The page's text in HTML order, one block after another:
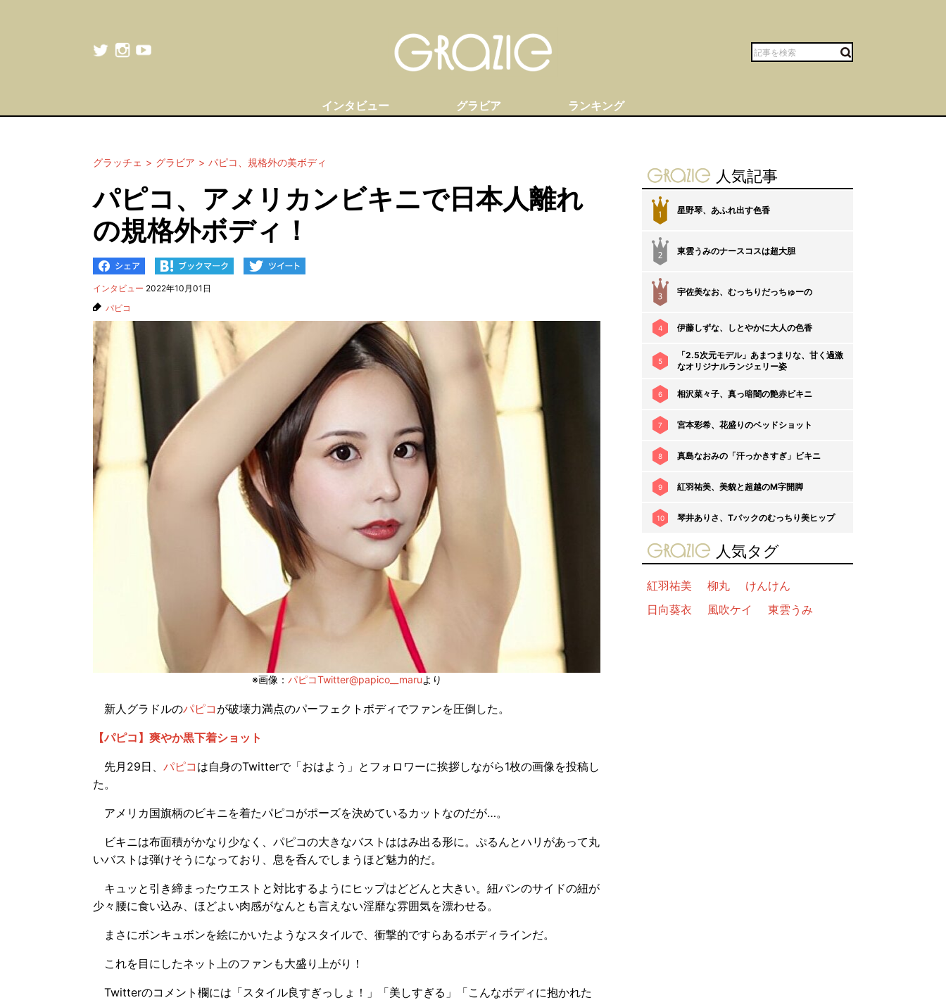
インタビュー グラビア ランキング
グラッチェ グラビア パピコ、規格外の美ボディ
パピコ、アメリカンビキニで日本人離れ
の規格外ボディ！
インタビュー 2022年10月01日
パピコ
※画像： パピコTwitter@papico__maruより
新人グラドルのパピコ が破壊力満点のパーフェクトボディでファンを圧倒した。
【パピコ】爽やか黒下着ショット
先月29日、 パピコ は自身のTwitterで「おはよう」とフォロワーに挨拶しながら1枚の画像を投稿し
た。
アメリカ国旗柄のビキニを着たパピコがポーズを決めているカットなのだが…。
ビキニは布面積がかなり少なく、パピコの大きなバストははみ出る形に。ぷるんとハリがあって丸
いバストは弾けそうになっており、息を呑んでしまうほど魅力的だ。
キュッと引き締まったウエストと対比するようにヒップはどどんと大きい。紐パンのサイドの紐が
少々腰に食い込み、ほどよい肉感がなんとも言えない淫靡な雰囲気を漂わせる。
まさにボンキュボンを絵にかいたようなスタイルで、衝撃的ですらあるボディラインだ。
これを目にしたネット上のファンも大盛り上がり！
Twitterのコメント欄には「スタイル良すぎっしょ！」「美しすぎる」「こんなボディに抱かれた
gravure-grazie
人気記事
1 星野琴、あふれ出す色香
東雲うみのナースコスは超大胆
宇佐美なお、むっちりだっちゅーの
4 伊藤しずな、しとやかに大人の色香
5
「2.5次元モデル」あまつまりな、甘く過激
なオリジナルランジェリー姿
6 相沢菜々子、真っ暗闇の艶赤ビキニ
7 宮本彩希、花盛りのベッドショット
8 真島なおみの「汗っかきすぎ」ビキニ
9 紅羽祐美、美貌と超越のM字開脚
10 琴井ありさ、Tバックのむっちり美ヒップ
gravure-grazie
人気タグ
紅羽祐美 柳丸
けんけん
日向葵衣
風吹ケイ 東雲うみ